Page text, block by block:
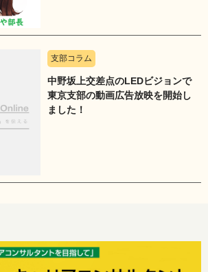
支部コラム
中野坂上交差点のLEDビジョンで
東京支部の動画広告放映を開始し
ました！